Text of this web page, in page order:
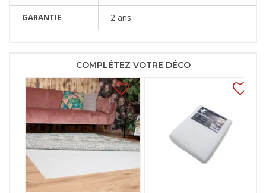
GARANTIE 2 ans
COMPLÉTEZ VOTRE DÉCO